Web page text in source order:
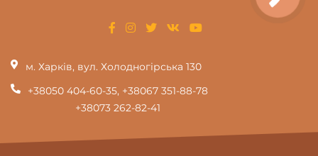
м. Харків, вул. Холодногірська 130
+38050 404-60-35, +38067 351-88-78
+38073 262-82-41